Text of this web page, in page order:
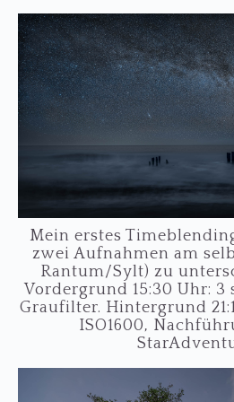
Mein erstes
zwei Aufnahmen am
Rantum/Sylt) zu
Vordergrund 15:30 Uhr: 3
Graufilter. Hintergrund
ISO1600,